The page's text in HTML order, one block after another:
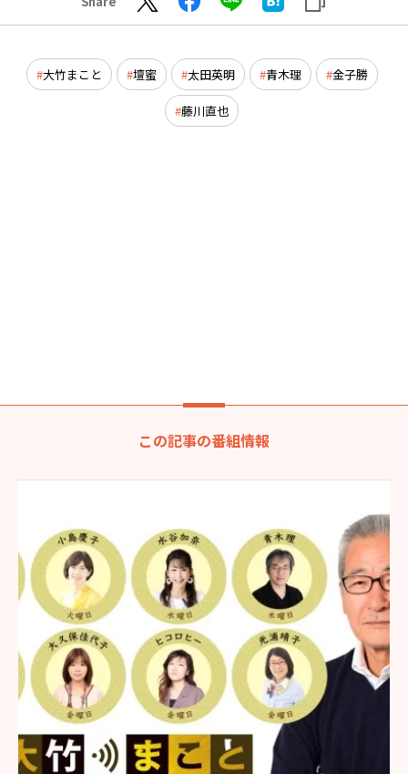
大竹まこと 壇蜜 太田英明 青木理 金子勝
藤川直也
この記事の番組情報